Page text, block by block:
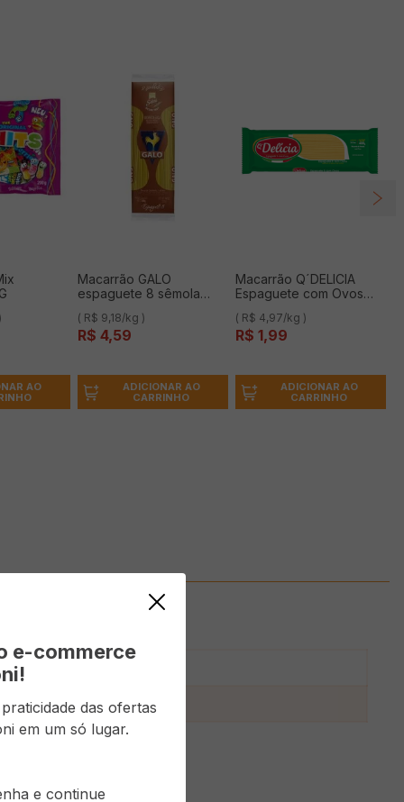
AO
Macarrão GALO
espaguete 8 sêmola
( R$ 9,18/kg )
R$ 4,59
ADICIONAR AO
CARRINHO
Macarrão Q´DELICIA
Espaguete com Ovos
( R$ 4,97/kg )
R$ 1,99
ADICIONAR AO
CARRINHO
e-commerce
das ofertas
em um só lugar.
e continue